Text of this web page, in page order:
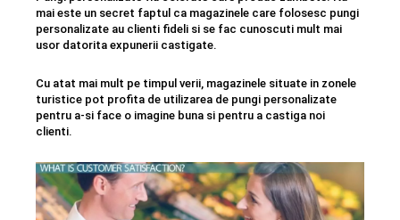
mai este un secret faptul ca magazinele care folosesc pungi
personalizate au clienti fideli si se fac cunoscuti mult mai
usor datorita expunerii castigate.
Cu atat mai mult pe timpul verii, magazinele situate in zonele
turistice pot profita de utilizarea de pungi personalizate
pentru a-si face o imagine buna si pentru a castiga noi
clienti.